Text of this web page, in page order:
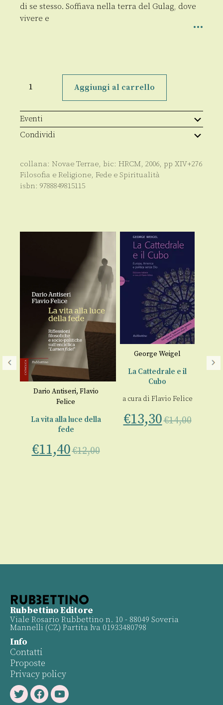
di se stesso. Soffiava nella terra del Gulag, dove
vivere e
Dio
quantità
Aggiungi al carrello
Eventi
Condividi
collana: Novae Terrae, bic: HRCM, 2006, pp XIV+276
Filosofia e Religione, Fede e Spiritualità
isbn: 9788849815115
Dario Antiseri, Flavio
Felice
La vita alla luce della
fede
€11,40€12,00
George Weigel
La Cattedrale e il
Cubo
a cura di Flavio Felice
€13,30€14,00
Rubbettino Editore
Viale Rosario Rubbettino n. 10 - 88049 Soveria
Mannelli (CZ) Partita Iva 01933480798
Info
Contatti
Proposte
Privacy policy
TwitterFacebookYoutube